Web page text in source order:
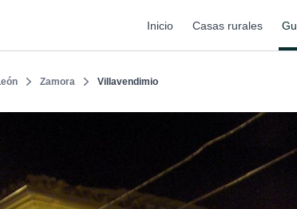
Inicio Casas rurales
Zamora Villavendimio